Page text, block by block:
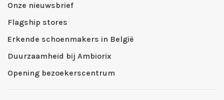
Onze nieuwsbrief
Flagship stores
Erkende schoenmakers in België
Duurzaamheid bij Ambiorix
Opening bezoekerscentrum